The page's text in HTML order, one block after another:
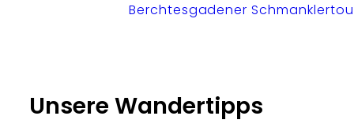
Berchtesgadener
Unsere Wandertipps